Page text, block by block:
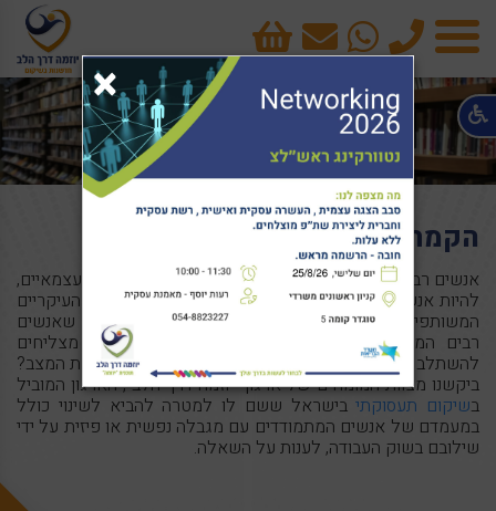
תפריט
טלפון cart
הקמת עסק - זה אפשרי לכל אחד
אנשים רבים חולמים על הקמת עסק, על האפשרות להיות עצמאיים,
להיות אנשים יצרנים ותורמים לחברה. זהו אחד החלומות העיקריים
המשותפים לכל בני האדם. מצער מאוד לגלות, אם כך, שאנשים
רבים המתמודדים עם מגבלה נפשית או פיזית, אינם מצליחים
להשתלב בשוק העבודה. מה ניתן לעשות על מנת לשנות את המצב?
ביקשנו מצוות המומחים של ארגון "יוזמה דרך הלב", הארגון המוביל
בשיקום תעסוקתיבישראל ששם לו למטרה להביא לשינוי כולל
במעמדם של אנשים המתמודדים עם מגבלה נפשית או פיזית על ידי
שילובם בשוק העבודה, לענות על השאלה.
×